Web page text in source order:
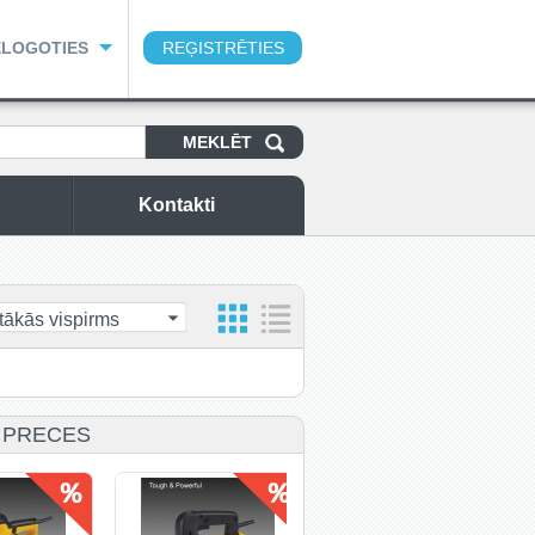
REĢISTRĒTIES
Kontakti
vispirms